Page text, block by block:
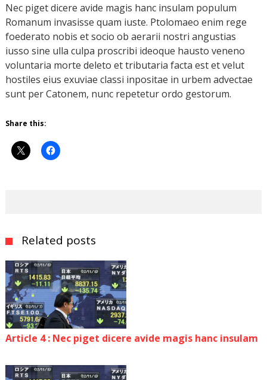
Nec piget dicere avide magis hanc insulam populum
Romanum invasisse quam iuste. Ptolomaeo enim rege
foederato nobis et socio ob aerarii nostri angustias
iusso sine ulla culpa proscribi ideoque hausto veneno
voluntaria morte deleto et tributaria facta est et velut
hostiles eius exuviae classi inpositae in urbem advectae
sunt per Catonem, nunc repetetur ordo gestorum.
Share this:
Related posts
Article 4 : Nec piget dicere avide magis hanc insulam